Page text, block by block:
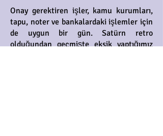
Onay gerektiren işler, kamu kurumları,
tapu, noter ve bankalardaki işlemler için
de uygun bir gün. Satürn retro
olduğundan geçmişte eksik yaptığımız